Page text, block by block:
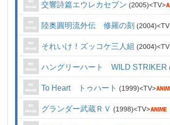
交響詩篇エウレカセブン 2005 TV
陸奥圓明流外伝 修羅の刻 2004 TV
それいけ！ズッコケ三人組 2004 TV
ハングリーハート WILD STRIKER
To Heart トゥハート 1999 TV
グランダー武蔵ＲＶ 1998 TV